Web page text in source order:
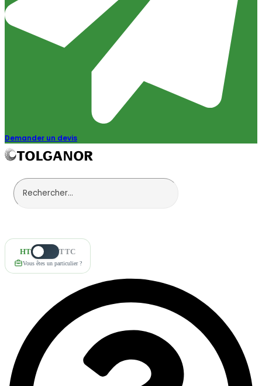
Demander un devis
HT TTC
Vous êtes un particulier ?